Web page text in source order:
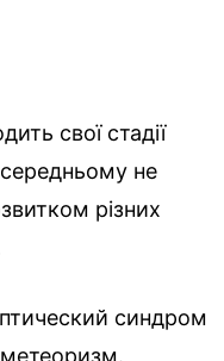
свої стадії
не
різних
синдром
метеоризм.